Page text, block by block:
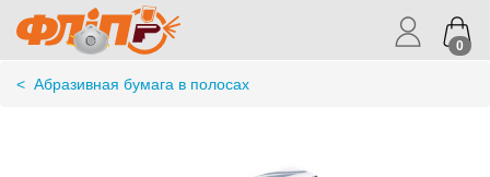
0
< Абразивная бумага в полосах